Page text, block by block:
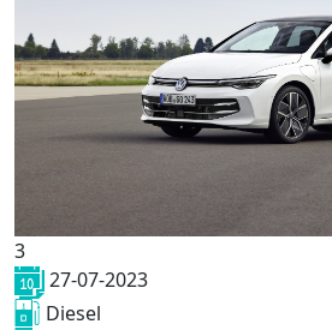
3
27-07-2023
Diesel